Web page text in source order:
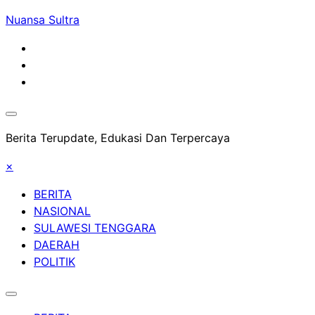
Skip
content
Nuansa Sultra
Berita Terupdate, Edukasi Dan Terpercaya
×
BERITA
NASIONAL
SULAWESI TENGGARA
DAERAH
POLITIK